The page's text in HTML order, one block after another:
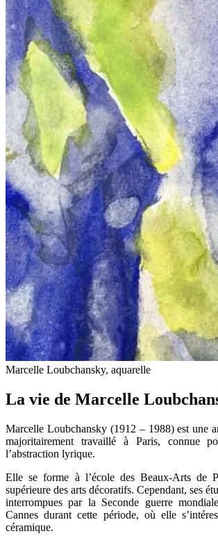
Marcelle Loubchansky, aquarelle
La vie de Marcelle
Marcelle Loubchansky (1912 – 1988) est une
majoritairement travaillé à Paris, connue
l’abstraction lyrique.
Elle se forme à l’école des Beaux-Arts de
supérieure des arts décoratifs. Cependant, ses
interrompues par la Seconde guerre
Cannes durant cette période, où elle
céramique.